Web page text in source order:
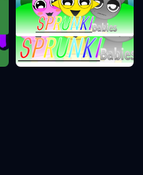
Sprunki Phase 0